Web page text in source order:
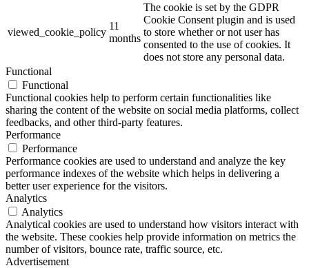
viewed_cookie_policy
11
months
The cookie is set by the GDPR
Cookie Consent plugin and is used
to store whether or not user has
consented to the use of cookies. It
does not store any personal data.
Functional
Functional
Functional cookies help to perform certain functionalities like
sharing the content of the website on social media platforms, collect
feedbacks, and other third-party features.
Performance
Performance
Performance cookies are used to understand and analyze the key
performance indexes of the website which helps in delivering a
better user experience for the visitors.
Analytics
Analytics
Analytical cookies are used to understand how visitors interact with
the website. These cookies help provide information on metrics the
number of visitors, bounce rate, traffic source, etc.
Advertisement